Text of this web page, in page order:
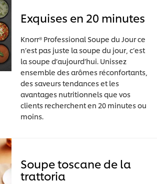
Exquises en 20 minutes
Knorr® Professional Soupe du Jour ce
n’est pas juste la soupe du jour, c’est
la soupe d’aujourd’hui. Unissez
ensemble des arômes réconfortants,
des saveurs tendances et les
avantages nutritionnels que vos
clients recherchent en 20 minutes ou
moins.
Soupe toscane de la
trattoria